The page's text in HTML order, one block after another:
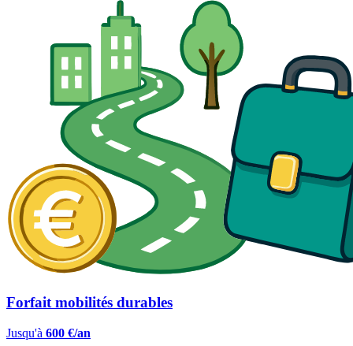
Forfait mobilités durables
Jusqu'à 600 €/an